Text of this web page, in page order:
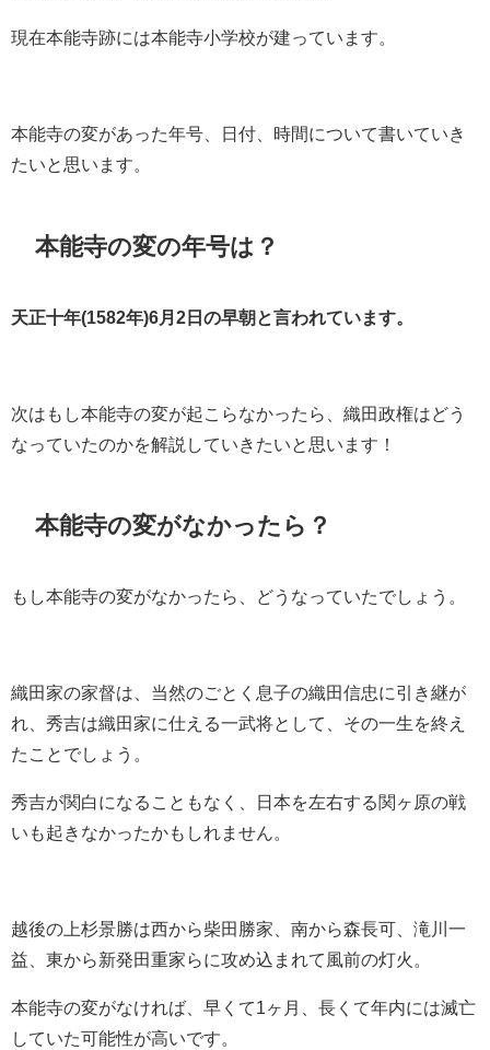
現在本能寺跡には本能寺小学校が建っています。
本能寺の変があった年号、日付、時間について書いていき
たいと思います。
本能寺の変の年号は？
天正十年(1582年)6月2日の早朝と言われています。
次はもし本能寺の変が起こらなかったら、織田政権はどう
なっていたのかを解説していきたいと思います！
本能寺の変がなかったら？
もし本能寺の変がなかったら、どうなっていたでしょう。
織田家の家督は、当然のごとく息子の織田信忠に引き継が
れ、秀吉は織田家に仕える一武将として、その一生を終え
たことでしょう。
秀吉が関白になることもなく、日本を左右する関ヶ原の戦
いも起きなかったかもしれません。
越後の上杉景勝は西から柴田勝家、南から森長可、滝川一
益、東から新発田重家らに攻め込まれて風前の灯火。
本能寺の変がなければ、早くて1ヶ月、長くて年内には滅亡
していた可能性が高いです。